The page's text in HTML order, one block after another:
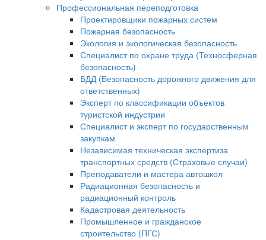
Профессиональная переподготовка
Проектировщики пожарных систем
Пожарная безопасность
Экология и экологическая безопасность
Специалист по охране труда (Техносферная
безопасность)
БДД (Безопасность дорожного движения для
ответственных)
Эксперт по классификации объектов
туристской индустрии
Специалист и эксперт по государственным
закупкам
Независимая техническая экспертиза
транспортных средств (Страховые случаи)
Преподаватели и мастера автошкол
Радиационная безопасность и
радиационный контроль
Кадастровая деятельность
Промышленное и гражданское
строительство (ПГС)